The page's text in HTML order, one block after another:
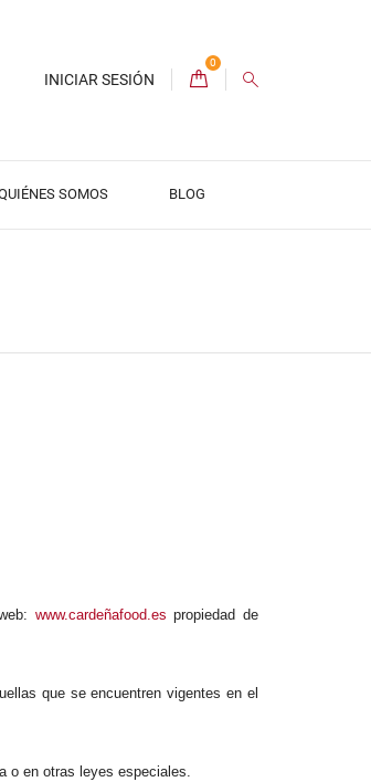
INICIAR SESIÓN
0
SOMOS BLOG
www.cardeñafood.es propiedad de
que se encuentren vigentes en el
o en otras leyes especiales.